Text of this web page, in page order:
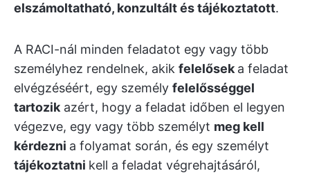
elszámoltatható, konzultált és tájékoztatott.
A RACI-nál minden feladatot egy vagy több
személyhez rendelnek, akik felelősek a feladat
elvégzéséért, egy személy felelősséggel
tartozik azért, hogy a feladat időben el legyen
végezve, egy vagy több személyt meg kell
kérdezni a folyamat során, és egy személyt
tájékoztatni kell a feladat végrehajtásáról,